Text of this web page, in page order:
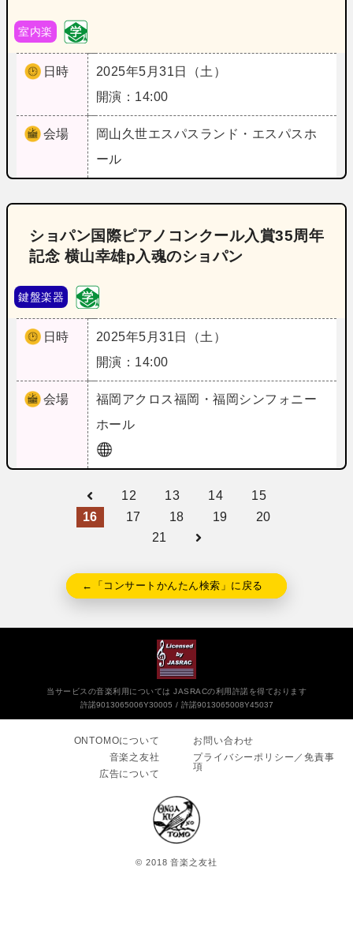
室内楽
日時
2025年5月31日（土）
開演：14:00
会場 岡山久世エスパスランド・エスパスホ
ール
ショパン国際ピアノコンクール入賞35周年
記念 横山幸雄p入魂のショパン
鍵盤楽器
日時
2025年5月31日（土）
開演：14:00
会場 福岡 アクロス福岡・福岡シンフォニー
ホール
12 13 14
15
16
17 18 19
20
21
←「コンサートかんたん検索」に戻る
当サービスの音楽利用については JASRACの利用許諾を得ております
許諾9013065006Y30005
許諾9013065008Y45037
ONTOMOについて
音楽之友社
広告について
お問い合わせ
プライバシーポリシー／免責事
項
© 2018 音楽之友社